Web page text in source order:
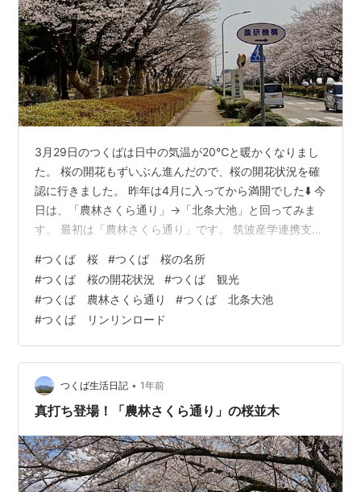
3月29日のつくばは日中の気温が20℃と暖かくなりまし
た。 桜の開花もずいぶん進んだので、桜の開花状況を確
認に行きました。 昨年は4月に入ってから満開でした⬇️ 今
日は、「農林さくら通り」→「北条大池」と回ってみま
す。 最初は「農林さくら通り」です。 筑波産学連携支援
す。 2kmの直線道路の両側に桜が植えられてます。帰り
は反対側の歩道を戻ってきます。 農林さくら通りは「ほ
ぼ満開」です🎵 でもまだ蕾も多いので今週末も楽しめそ
うです。 いつみても見事な桜並木です👍 それでは、次の
「北条大池」に向かいましょう。 農林さくら通りから北
条大池まで約40分…
#つくば 桜 #つくば 桜の名所
#つくば 桜の開花状況 #つくば 観光
#つくば 農林さくら通り #つくば 北条大池
#つくば リンリンロード
つくば生活日記 • 1年前
真打ち登場！「農林さくら通り」の桜並木